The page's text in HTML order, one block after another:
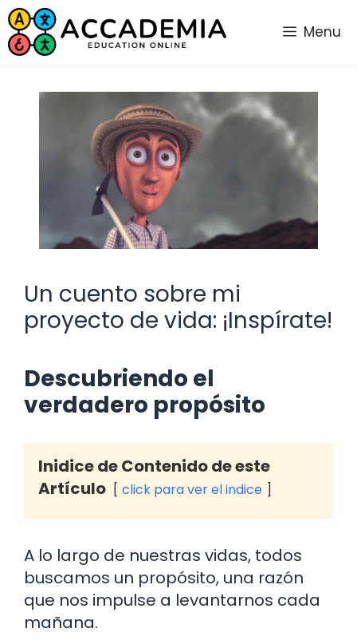
Saltar
al
contenido
Menu
Un cuento sobre mi
proyecto de vida: ¡Inspírate!
Descubriendo el
verdadero propósito
Inidice de Contenido de este
Artículo
click para ver el indice
A lo largo de nuestras vidas, todos
buscamos un propósito, una razón
que nos impulse a levantarnos cada
mañana.